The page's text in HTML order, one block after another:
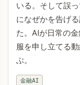
いる。そして誤
になぜかを告げ
た。AIが日常の
服を申し立てる
ぶ。
金融AI